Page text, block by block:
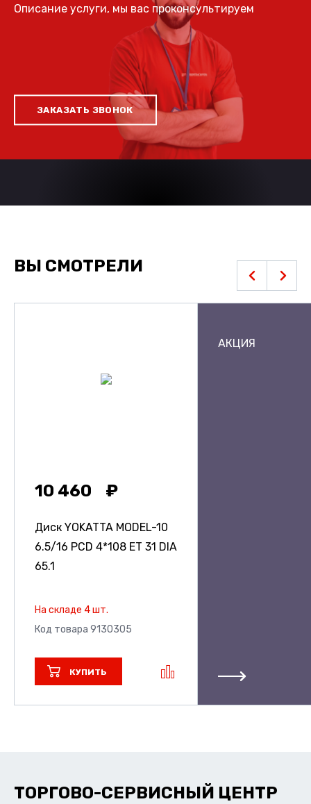
Описание услуги, мы вас проконсультируем
ЗАКАЗАТЬ ЗВОНОК
ВЫ СМОТРЕЛИ
10 460
Диск YOKATTA MODEL-10
6.5/16 PCD 4*108 ET 31 DIA
65.1
На складе 4 шт.
Код товара 9130305
КУПИТЬ
АКЦИЯ
ТОРГОВО-СЕРВИСНЫЙ ЦЕНТР